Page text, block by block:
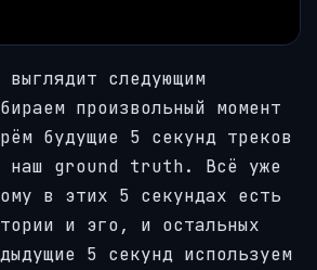
следующим
произвольный момент
будущие 5 секунд треков
наш ground truth. Всё уже
в этих 5 секундах есть
и эго, и остальных
5 секунд используем